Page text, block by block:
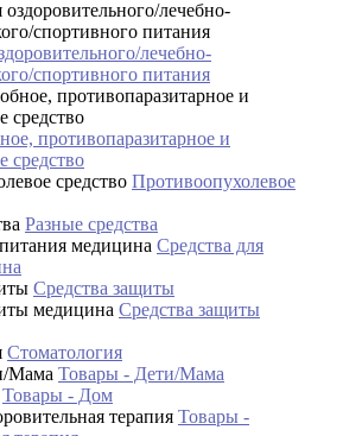
лечебно-
спортивного питания
противопаразитарное и
средство
Противоопухолевое
Разные средства
Средства для
Средства защиты
Средства защиты
Стоматология
Товары - Дети/Мама
Товары - Дом
Товары -